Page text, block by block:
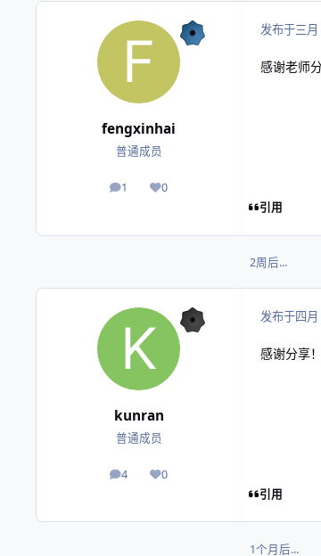
fengxinhai
普通成员
1
帖子 0
声誉
发布于三
感谢老师分
引用
2周后...
kunran
普通成员
4
帖子 0
声誉
发布于四月
感谢分享！
引用
1个月后...